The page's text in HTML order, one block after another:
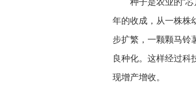
年的收成，从一株株
步扩繁，一颗颗马铃
良种化。这样经过科
现增产增收。